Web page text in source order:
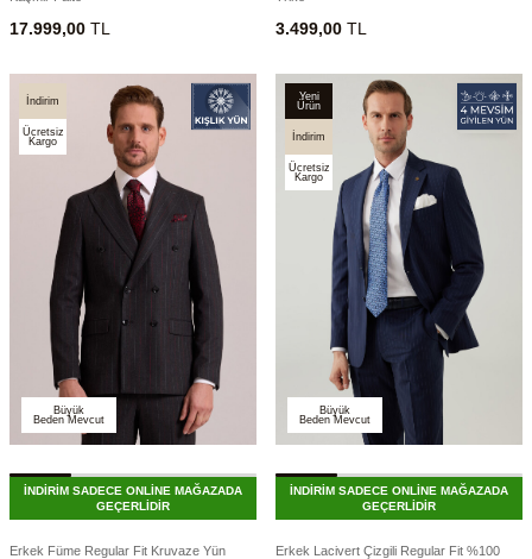
17.999,00 TL 3.499,00 TL
İndirim
Ücretsiz
Kargo
Büyük
Beden Mevcut
İNDİRİM SADECE ONLİNE MAĞAZADA
GEÇERLİDİR
Erkek Füme Regular Fit Kruvaze Yün
Yeni
Ürün
İndirim
Ücretsiz
Kargo
Büyük
Beden Mevcut
İNDİRİM SADECE ONLİNE MAĞAZADA
GEÇERLİDİR
Erkek Lacivert Çizgili Regular Fit %100